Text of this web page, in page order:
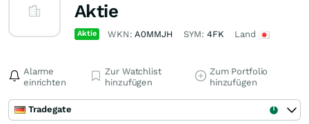
Aktie
Aktie WKN:A0MMJH SYM: 4FK Land
Alarme
einrichten
Zur Watchlist
hinzufügen
Zum Portfolio
hinzufügen
Tradegate